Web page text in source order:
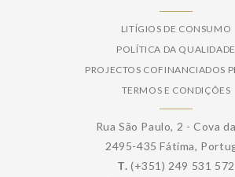
LITÍGIOS DE CONSUMO
POLÍTICA DA QUALIDADE
PROJECTOS COFINANCIADOS
TERMOS E CONDIÇÕES
Rua São Paulo, 2 - Cova
2495-435 Fátima,
T. (+351) 249 531 572